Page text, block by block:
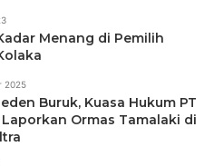
Menang di Pemilih
2025
Buruk, Kuasa Hukum PT
Ormas Tamalaki di